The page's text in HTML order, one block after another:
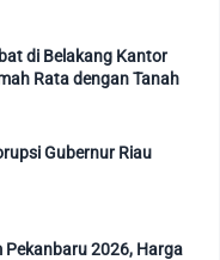
di Belakang Kantor
Rata dengan Tanah
Gubernur Riau
Pekanbaru 2026, Harga